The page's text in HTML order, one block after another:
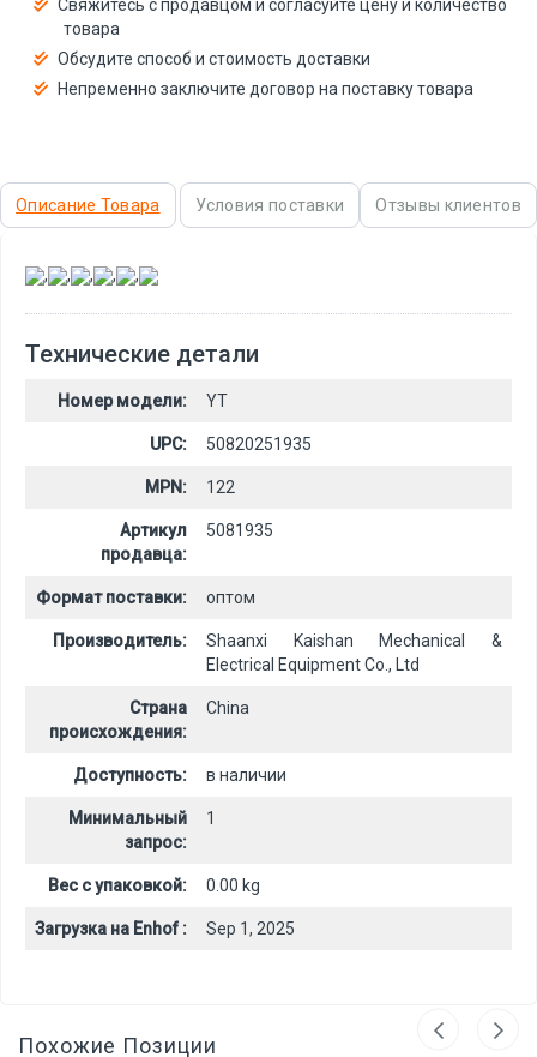
Свяжитесь с продавцом и согласуйте цену и количество
товара
Обсудите способ и стоимость доставки
Непременно заключите договор на поставку товара
Описание Товара Условия поставки Отзывы клиентов
, , , , ,
Технические детали
Номер модели: YT
UPC: 50820251935
MPN: 122
Артикул
продавца:
5081935
Формат поставки: оптом
Производитель:
Shaanxi Kaishan Mechanical &
Electrical Equipment Co., Ltd
Страна
происхождения:
China
Доступность: в наличии
Минимальный
запрос:
1
Вес с упаковкой: 0.00 kg
Загрузка на Enhof : Sep 1, 2025
Похожие Позиции